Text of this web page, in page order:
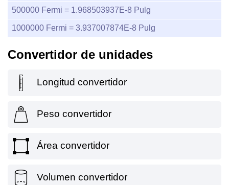
500000 Fermi = 1.968503937E-8 Pulg
1000000 Fermi = 3.937007874E-8 Pulg
Convertidor de unidades
Longitud convertidor
Peso convertidor
Área convertidor
Volumen convertidor